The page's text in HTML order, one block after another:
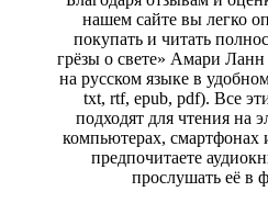
нашем сайте вы легко
покупать и читать
грёзы о свете» Амари Ланн
на русском языке в
txt, rtf, epub, pdf). Все
подходят для чтения на
компьютерах,
предпочитаете
прослушать её в